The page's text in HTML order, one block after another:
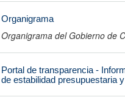
Organigrama
Organigrama del Gobierno de
Portal de transparencia -
de estabilidad presupuestaria